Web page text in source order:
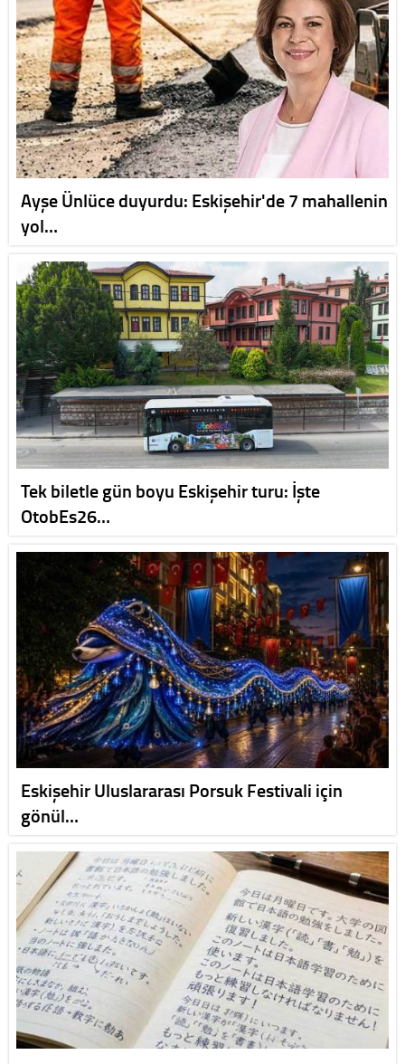
Ayşe Ünlüce duyurdu: Eskişehir'de 7 mahallenin
yol…
Tek biletle gün boyu Eskişehir turu: İşte
OtobEs26…
Eskişehir Uluslararası Porsuk Festivali için
gönül…